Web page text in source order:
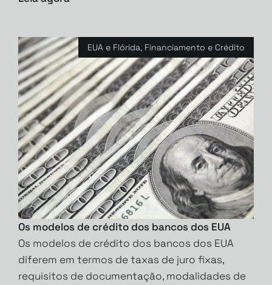
EUA e Flórida, Financiamento e Crédito
Os modelos de crédito dos bancos dos EUA
Os modelos de crédito dos bancos dos EUA
diferem em termos de taxas de juro fixas,
requisitos de documentação, modalidades de